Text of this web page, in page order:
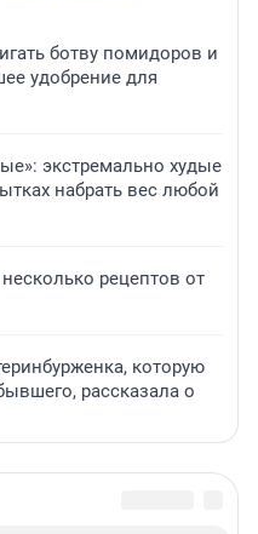
ботву помидоров и
удобрение для
экстремально худые
набрать вес любой
рецептов от
которую
рассказала о